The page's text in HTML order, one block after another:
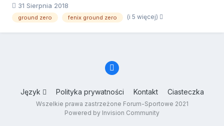
31 Sierpnia 2018
ground zero fenix ground zero (i 5 więcej)
Język Polityka prywatności Kontakt Ciasteczka
Wszelkie prawa zastrzeżone Forum-Sportowe 2021
Powered by Invision Community